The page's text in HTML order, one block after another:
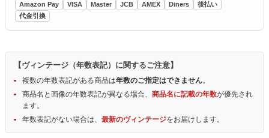
Amazon Pay VISA Master JCB AMEX Diners
後払い
代金引換
【ヴィンテージ（年数表記）に関するご注意】
複数の年数表記がある商品は年数のご指定はできません。
商品名と画像の年数表記が異なる場合、 商品名に記載の年数が優先され
ます。
年数表記がない場合は、 最新のヴィンテージをお届けします。